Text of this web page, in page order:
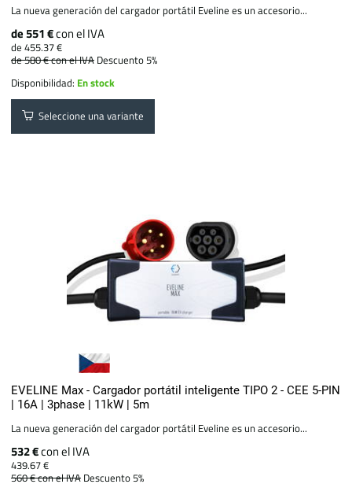
La nueva generación del cargador portátil Eveline es un accesorio...
de 551 €con el IVA
de 455.37 €
de 580 €con el IVA Descuento 5%
Disponibilidad: En stock
Seleccione una variante
EVELINE Max - Cargador portátil inteligente TIPO 2 - CEE 5-PIN
| 16A | 3phase | 11kW | 5m
La nueva generación del cargador portátil Eveline es un accesorio...
532 €con el IVA
439.67 €
560 €con el IVA Descuento 5%